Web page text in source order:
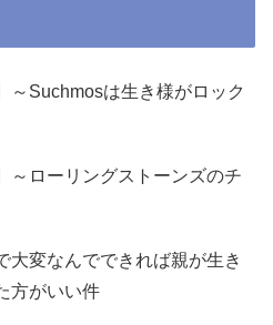
～Suchmosは生き様がロック
～ローリングストーンズのチ
大変なんでできれば親が生き
方がいい件